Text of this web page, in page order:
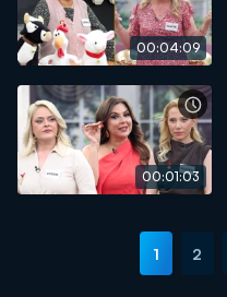
00:04:09
00:01:03
1 2